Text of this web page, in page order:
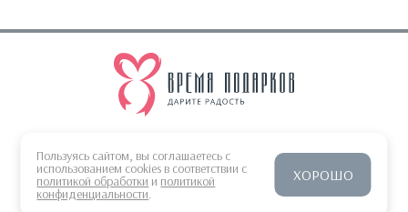
Время работы 9:00-18:00 UTC/GMT+10
Пользуясь сайтом, вы соглашаетесь с
использованием cookies в соответствии с
политикой обработки и политикой
конфиденциальности.
ХОРОШО